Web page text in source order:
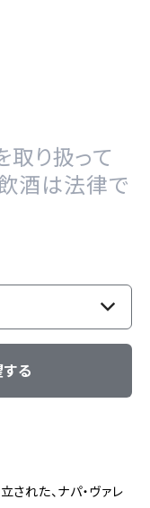
取り扱って
酒は法律で
る
れた、ナパ・ヴァレ